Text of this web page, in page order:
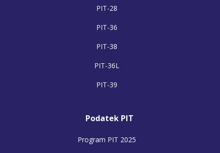
PIT-28
PIT-36
PIT-38
PIT-36L
PIT-39
Podatek PIT
Program PIT 2025